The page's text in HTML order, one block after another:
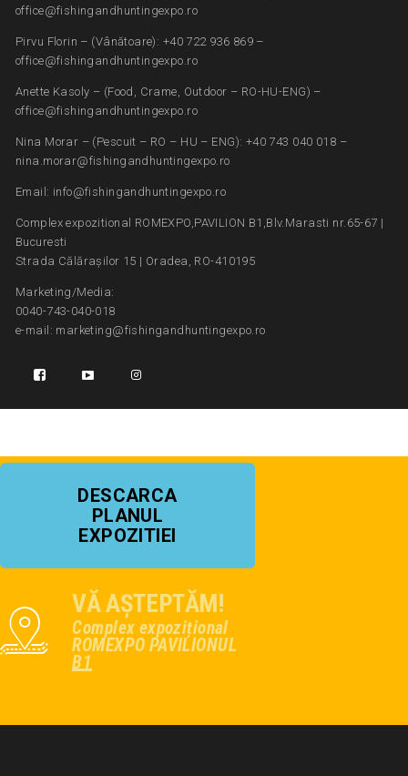
office@fishingandhuntingexpo.ro
Pirvu Florin – (Vânătoare): +40 722 936 869 –
office@fishingandhuntingexpo.ro
Anette Kasoly – (Food, Crame, Outdoor – RO-HU-ENG) –
office@fishingandhuntingexpo.ro
Nina Morar – (Pescuit – RO – HU – ENG): +40 743 040 018 –
nina.morar@fishingandhuntingexpo.ro
Email: info@fishingandhuntingexpo.ro
Complex expozitional ROMEXPO,PAVILION B1,Blv.Marasti nr.65-67 |
Bucuresti
Strada Călărașilor 15 | Oradea, RO-410195
Marketing/Media:
0040-743-040-018
e-mail: marketing@fishingandhuntingexpo.ro
DESCARCA
PLANUL
EXPOZITIEI
VĂ AȘTEPTĂM!
Complex expozițional
ROMEXPO PAVILIONUL
B1